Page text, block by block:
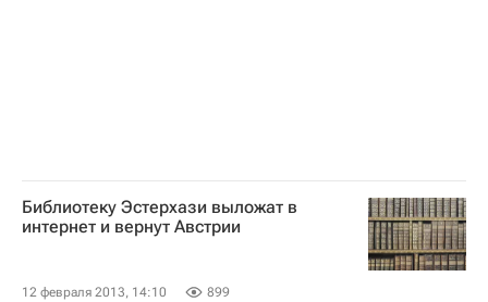
Библиотеку Эстерхази выложат в
интернет и вернут Австрии
12 февраля 2013, 14:10 899